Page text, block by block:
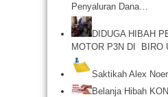
Penyaluran Dana…
DIDUGA HIBAH
MOTOR P3N DI BIRO
Saktikah Alex
Belanja Hibah